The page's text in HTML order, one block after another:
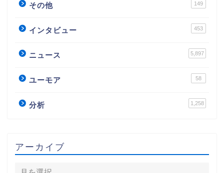
その他 149
インタビュー 453
ニュース 5,897
ユーモア 58
分析 1,258
アーカイブ